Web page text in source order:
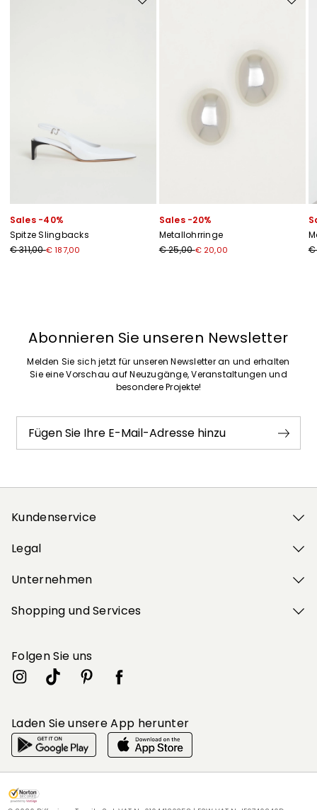
Auf die Wunschliste
Sales -40%
Spitze Slingbacks
€ 311,00€ 187,00
Auf
Sales -20%
Metallohrringe
€ 25,00€ 20,00
€
Abonnieren Sie unseren Newsletter
Melden Sie sich jetzt für unseren Newsletter an und erhalten
Sie eine Vorschau auf Neuzugänge, Veranstaltungen und
besondere Projekte!
Fügen Sie Ihre E-Mail-Adresse hinzu
Kundenservice
Legal
Unternehmen
Shopping und Services
Folgen Sie uns
Laden Sie unsere App herunter